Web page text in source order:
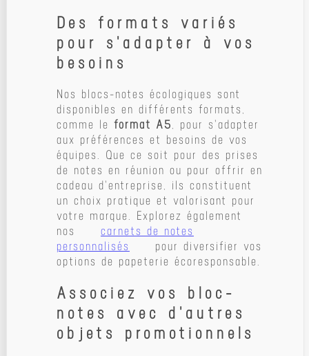
Des formats variés
pour s'adapter à vos
besoins
Nos blocs-notes écologiques sont
disponibles en différents formats,
comme le format A5, pour s'adapter
aux préférences et besoins de vos
équipes. Que ce soit pour des prises
de notes en réunion ou pour offrir en
cadeau d'entreprise, ils constituent
un choix pratique et valorisant pour
votre marque. Explorez également
nos
carnets de notes
personnalisés
pour diversifier vos
options de papeterie écoresponsable.
Associez vos bloc-
notes avec d'autres
objets promotionnels